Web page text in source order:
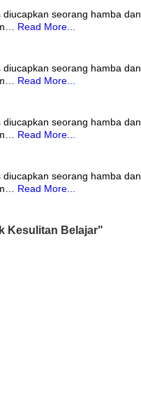
seorang hamba dan
Read More...
seorang hamba dan
Read More...
seorang hamba dan
Read More...
seorang hamba dan
Read More...
Kesulitan Belajar"